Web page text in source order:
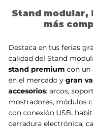
Stand modular,
más
Destaca en tus ferias
calidad del Stand
stand premium con un
en el mercado y gran
accesorios: arcos,
mostradores, módulos
con conexión USB,
cerradura electrónica,